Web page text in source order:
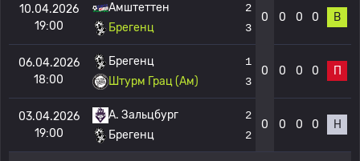
10.04.2026
19:00
Амштеттен
Брегенц
2
3
0 0 0 0 В
06.04.2026
18:00
Брегенц
Штурм Грац (Ам)
1
3
0 0 0 0 П
03.04.2026
19:00
A. Зальцбург
Брегенц
2
2
0 0 0 0 Н